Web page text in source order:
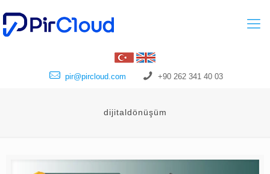
pir@pircloud.com +90 262 341 40 03
dijitaldönüşüm